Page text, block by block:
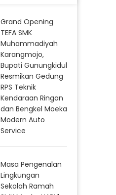
Grand Opening
TEFA SMK
Muhammadiyah
Karangmojo,
Bupati Gunungkidul
Resmikan Gedung
RPS Teknik
Kendaraan Ringan
dan Bengkel Moeka
Modern Auto
Service
Masa Pengenalan
Lingkungan
Sekolah Ramah